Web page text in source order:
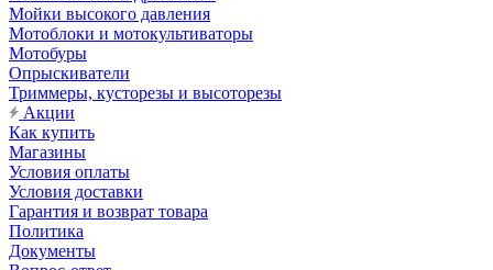
Мойки высокого давления
Мотоблоки и мотокультиваторы
Мотобуры
Опрыскиватели
Триммеры, кусторезы и высоторезы
Акции
Как купить
Магазины
Условия оплаты
Условия доставки
Гарантия и возврат товара
Политика
Документы